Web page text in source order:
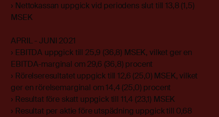
› Nettokassan uppgick vid periodens slut till 13,8 (1,5)
MSEK
APRIL - JUNI 2021
› EBITDA uppgick till 25,9 (36,8) MSEK, vilket ger en
EBITDA-marginal om 29,6 (36,8) procent
› Rörelseresultatet uppgick till 12,6 (25,0) MSEK, vilket
ger en rörelsemarginal om 14,4 (25,0) procent
› Resultat före skatt uppgick till 11,4 (23,1) MSEK
› Resultat per aktie före utspädning uppgick till 0,68